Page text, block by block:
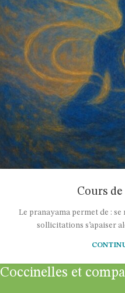
Cours
Le pranayama permet de :
sollicitations s’apaiser
Coccinelles et